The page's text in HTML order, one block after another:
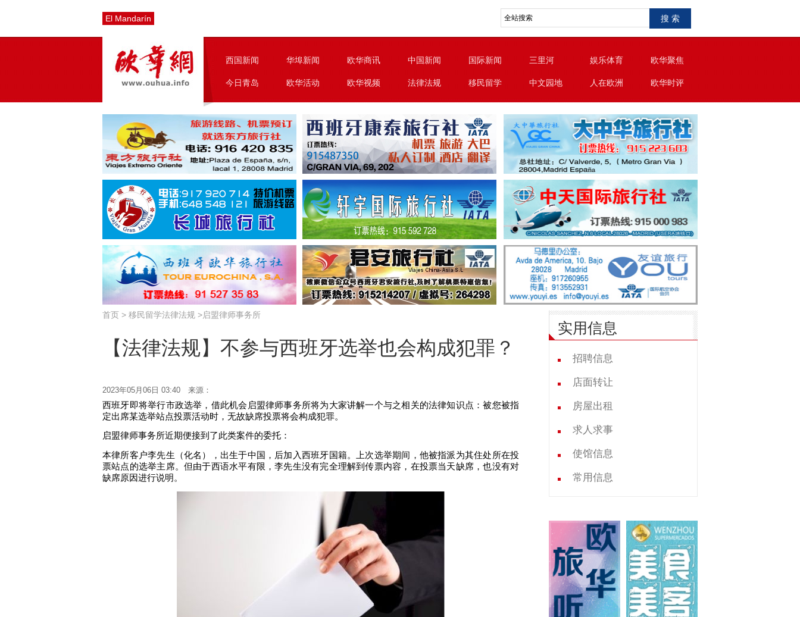
El Mandarín 搜 索
西国新闻 华埠新闻 欧华商讯 中国新闻 国际新闻 三里河 娱乐体育 欧华聚焦
今日青岛 欧华活动 欧华视频 法律法规 移民留学 中文园地 人在欧洲 欧华时评
首页 > 移民留学法律法规 >启盟律师事务所
【法律法规】不参与西班牙选举也会构成犯罪？
2023年05月06日 03:40 来源：
西班牙即将举行市政选举，借此机会启盟律师事务所将为大家讲解一个与之相关的法律知识点：被您被指
定出席某选举站点投票活动时， 无故缺席投票将会构成犯罪。
启盟律师事务所近期便接到了此类案件的委托 ：
本律所客户李先生（化名），出生于中国，后加入西班牙国籍。上次选举期间，他被指派为其住处所在投
票站点的选举主席。但由于西语水平有限，李先生没有完全理解到传票内容，在投票当天缺席，也没有对
缺席原因进行说明。
实用信息
招聘信息
店面转让
房屋出租
求人求事
使馆信息
常用信息